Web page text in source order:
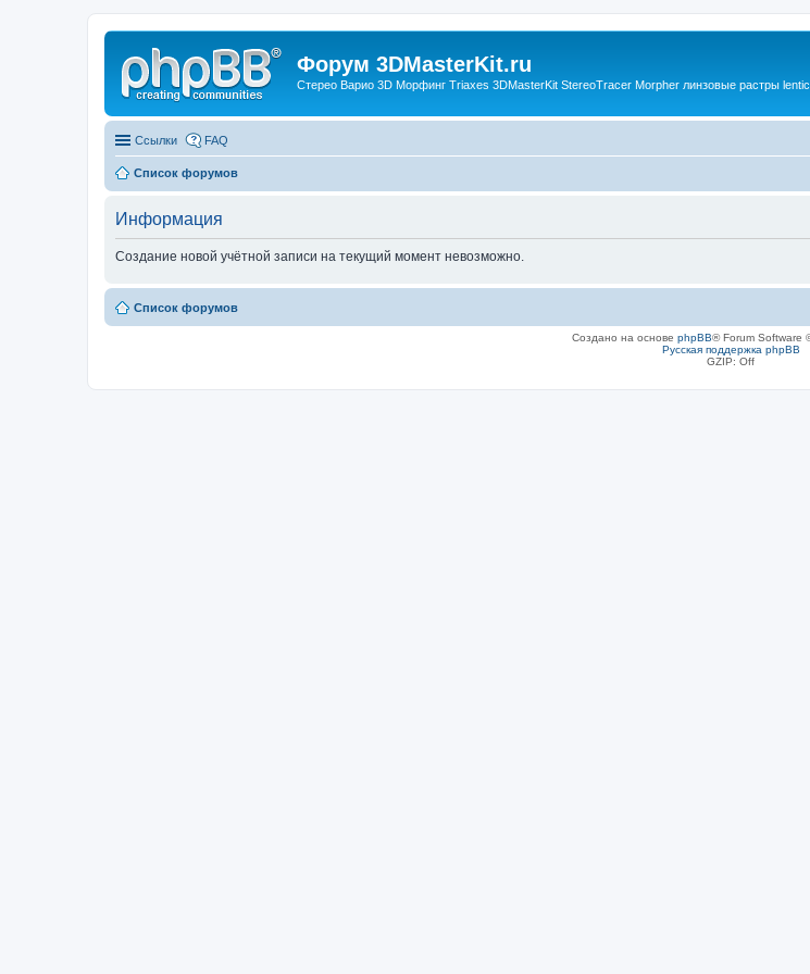
Форум 3DMasterKit.ru
Стерео Варио 3D Морфинг Triaxes 3DMasterKit StereoTracer Morpher линзовые растры
Ссылки FAQ
Список форумов
Информация
Создание новой учётной записи на текущий момент невозможно.
Список форумов
Создано на основе phpBB® Forum Software
Русская поддержка phpBB
GZIP: Off